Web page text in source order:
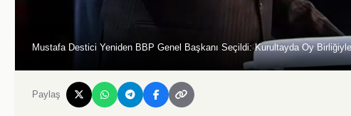
Mustafa Destici Yeniden BBP Genel Başkanı Seçildi: Kurultayda Oy
Paylaş